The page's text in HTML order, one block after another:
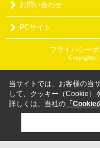
お問い合わせ
PCサイト
プライバシー
Copyright(c)
当サイトでは、お客様の当
して、クッキー（Cookie）
詳しくは、当社の 「Cookie